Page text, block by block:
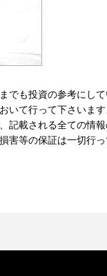
でも投資の参考にし
いて行って下さいま
記載される全ての情
害等の保証は一切行